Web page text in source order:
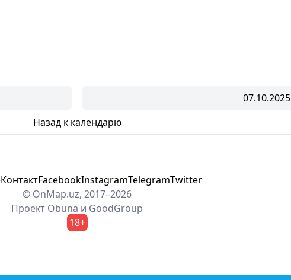
07.10.2025
Назад к календарю
КонтактFacebookInstagramTelegramTwitter
© OnMap.uz, 2017–2026
Проект Obuna и GoodGroup
18+